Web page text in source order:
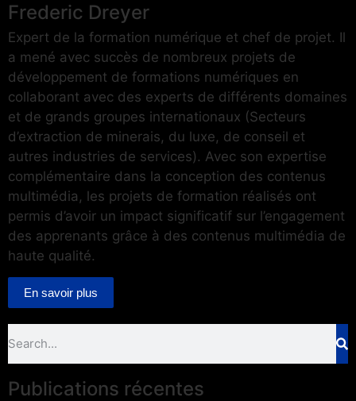
Frederic Dreyer
Expert de la formation numérique et chef de projet. Il
a mené avec succès de nombreux projets de
développement de formations numériques en
collaborant avec des experts de différents domaines
et de grands groupes internationaux (Secteurs
d’extraction de minerais, du luxe, de conseil et
autres industries de services). Avec son expertise
complémentaire dans la conception des contenus
multimédia, les projets de formation réalisés ont
permis d’avoir un impact significatif sur l’engagement
des apprenants grâce à des contenus multimédia de
haute qualité.
En savoir plus
Publications récentes